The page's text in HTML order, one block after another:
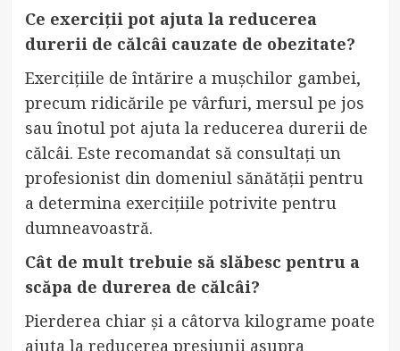
Ce exerciții pot ajuta la reducerea
durerii de călcâi cauzate de obezitate?
Exercițiile de întărire a mușchilor gambei,
precum ridicările pe vârfuri, mersul pe jos
sau înotul pot ajuta la reducerea durerii de
călcâi. Este recomandat să consultați un
profesionist din domeniul sănătății pentru
a determina exercițiile potrivite pentru
dumneavoastră.
Cât de mult trebuie să slăbesc pentru a
scăpa de durerea de călcâi?
Pierderea chiar și a câtorva kilograme poate
ajuta la reducerea presiunii asupra